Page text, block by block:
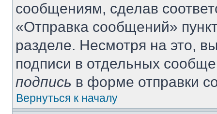
сообщениям, сделав
«Отправка сообщений»
разделе. Несмотря на это,
подписи в отдельных
подпись в форме отправки
Вернуться к началу